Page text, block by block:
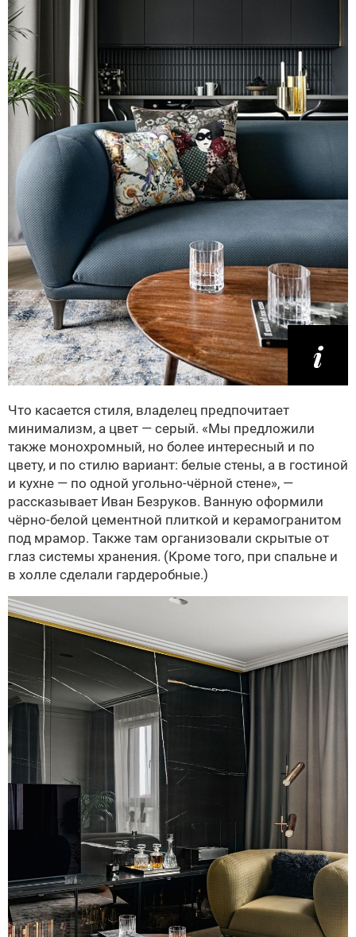
Что касается стиля, владелец предпочитает
минимализм, а цвет — серый. «Мы предложили
также монохромный, но более интересный и по
цвету, и по стилю вариант: белые стены, а в гостиной
и кухне — по одной угольно-чёрной стене», —
рассказывает Иван Безруков. Ванную оформили
чёрно-белой цементной плиткой и керамогранитом
под мрамор. Также там организовали скрытые от
глаз системы хранения. (Кроме того, при спальне и
в холле сделали гардеробные.)